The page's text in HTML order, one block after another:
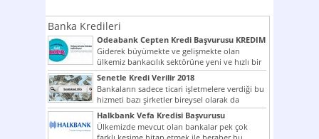
Banka Kredileri
Odeabank Cepten Kredi Başvurusu KREDIM
8444
Giderek büyümekte ve gelişmekte olan
ülkemiz bankacılık sektörüne yeni ve hızlı bir
giriş yapmış olan...
Senetle Kredi Verilir 2018
Bankaların sadece ticari işletmelere verdiği bu
hizmeti bazı şirketler bireysel olarak da
vermektedir. Senetle kredi...
Halkbank Vefa Kredisi Başvurusu
Ülkemizde mevcut olan bankalar pek çok